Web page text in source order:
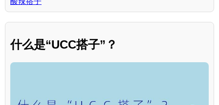
什么是“UCC搭子”？